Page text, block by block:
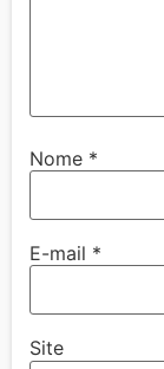
Nome *
E-mail *
Site